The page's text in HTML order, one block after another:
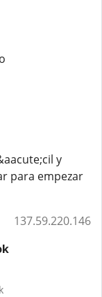
y
para empezar
137.59.220.146